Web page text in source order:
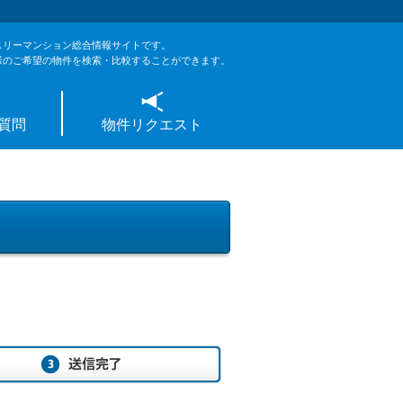
ーマンション総合情報サイトです。
ご希望の物件を検索・比較することができます。
問 物件リクエスト